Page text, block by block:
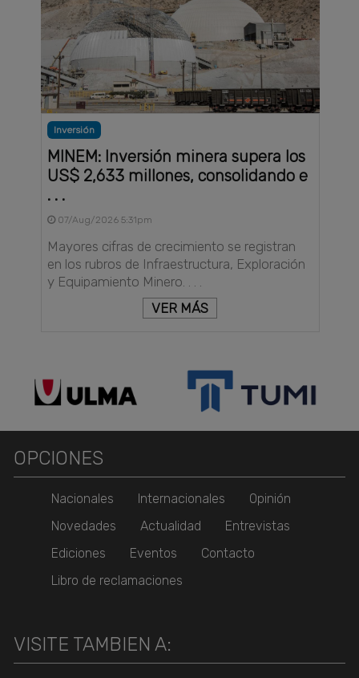
Inversión
MINEM: Inversión minera supera los
US$ 2,633 millones, consolidando e
. . .
07/Aug/2026 5:31pm
Mayores cifras de crecimiento se registran
en los rubros de Infraestructura, Exploración
y Equipamiento Minero. . . .
VER MÁS
OPCIONES
Nacionales Internacionales
Opinión
Novedades
Actualidad
Entrevistas
Ediciones
Eventos
Contacto
Libro de reclamaciones
VISITE TAMBIEN A: